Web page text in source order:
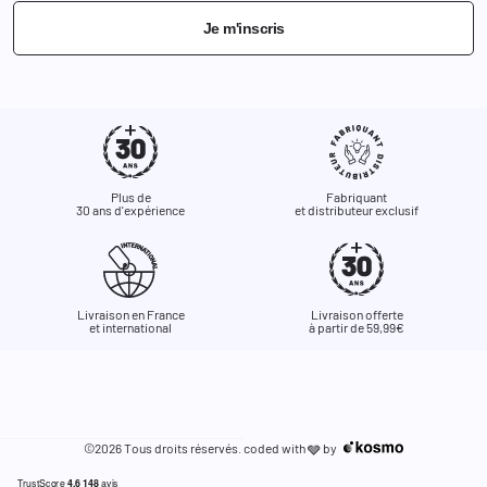
Je m'inscris
Plus de
30 ans d'expérience
Fabriquant
et distributeur exclusif
Livraison en France
et international
Livraison offerte
à partir de 59,99€
©2026 Tous droits réservés. coded with🩶 by